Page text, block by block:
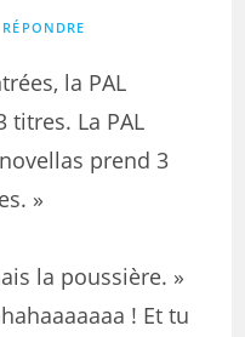
RÉPONDRE
la PAL
titres. La PAL
prend 3
»
la poussière. »
! Et tu